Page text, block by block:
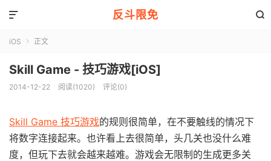
反斗限免 

iOS  正文
Skill Game - 技巧游戏[iOS]
2014-12-22 阅读(1020) 评论(0)
Skill Game 技巧游戏的规则很简单，在不要触线的情况下
将数字连接起来。也许看上去很简单，头几关也没什么难
度，但玩下去就会越来越难。游戏会无限制的生成更多关